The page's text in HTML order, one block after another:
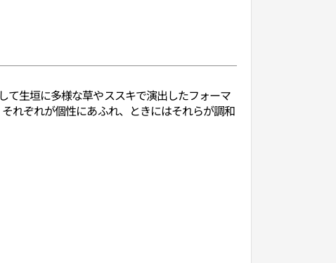
て生垣に多様な草やススキで演出したフォーマ
れぞれが個性にあふれ、ときにはそれらが調和